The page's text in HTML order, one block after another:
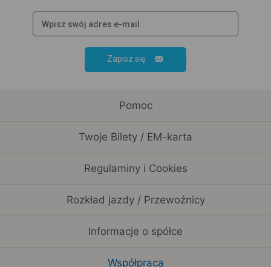
Zapisz się
Pomoc
Twoje Bilety / EM-karta
Regulaminy i Cookies
Rozkład jazdy / Przewoźnicy
Informacje o spółce
Współpraca